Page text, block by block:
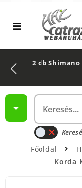
2 db
Főoldal
Korda